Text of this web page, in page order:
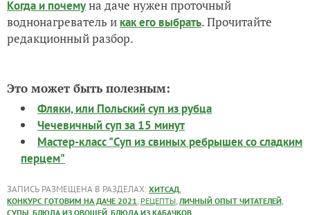
воднонагреватель и как его выбрать . Прочитайте
редакционный разбор.
Это может быть полезным:
Фляки, или Польский суп из рубца
Чечевичный суп за 15 минут
Мастер-класс "Суп из свиных ребрышек со сладким
перцем"
ЗАПИСЬ РАЗМЕЩЕНА В РАЗДЕЛАХ:
КОНКУРС ГОТОВИМ НА ДАЧЕ 2021 , РЕЦЕПТЫ,ЛИЧНЫЙ ОПЫТ ЧИТАТЕЛЕЙ
СУПЫ,БЛЮДА ИЗ ОВОЩЕЙ,БЛЮДА ИЗ КАБАЧКОВ